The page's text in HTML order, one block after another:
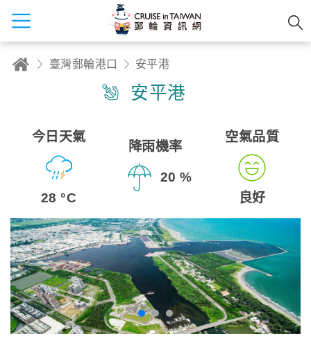
臺灣郵輪港口 安平港
安平港
今日天氣
28 °C
降雨機率
20 %
空氣品質
良好